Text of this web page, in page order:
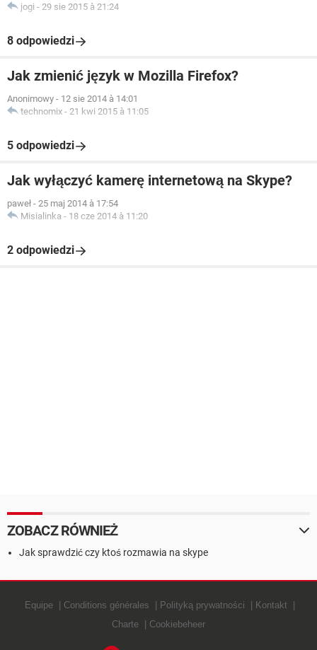
jogi - 29 sie 2015 à 21:24
8 odpowiedzi
Jak zmienić język w Mozilla Firefox?
Anonimowy - 12 sie 2014 à 14:01
technomix - 21 kwi 2015 à 11:05
5 odpowiedzi
Jak wyłączyć kamerę internetową na Skype?
paweł - 25 maj 2014 à 17:54
Misialinka - 18 cze 2014 à 11:20
2 odpowiedzi
ZOBACZ RÓWNIEŻ
Jak sprawdzić czy ktoś rozmawia na skype
Equipe Conditions générales Polityką prywatności
Kontakt
Charte
Cookiebeheer